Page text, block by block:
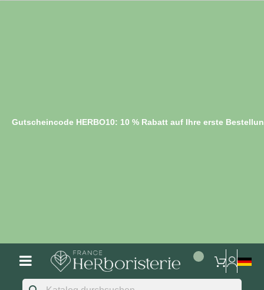
Gutscheincode HERBO10: 10 % Rabatt auf Ihre erste